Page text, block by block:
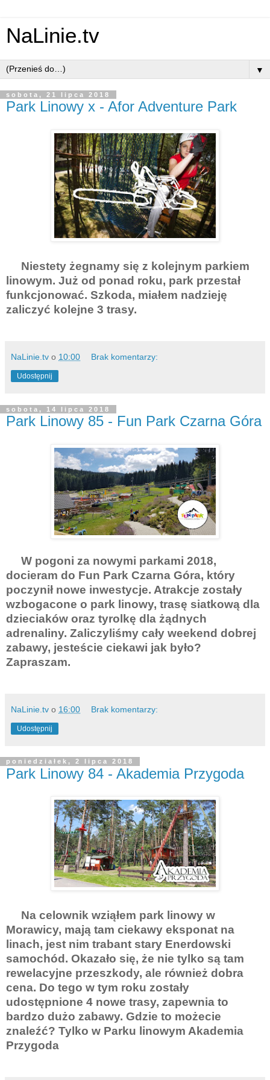
NaLinie.tv
▼
sobota, 21 lipca 2018
Park Linowy x - Afor Adventure Park
Niestety żegnamy się z kolejnym parkiem
linowym. Już od ponad roku, park przestał
funkcjonować. Szkoda, miałem nadzieję
zaliczyć kolejne 3 trasy.
NaLinie.tv o 10:00 Brak komentarzy:
Udostępnij
sobota, 14 lipca 2018
Park Linowy 85 - Fun Park Czarna Góra
W pogoni za nowymi parkami 2018,
docieram do Fun Park Czarna Góra, który
poczynił nowe inwestycje. Atrakcje zostały
wzbogacone o park linowy, trasę siatkową dla
dzieciaków oraz tyrolkę dla żądnych
adrenaliny. Zaliczyliśmy cały weekend dobrej
zabawy, jesteście ciekawi jak było?
Zapraszam.
NaLinie.tv o 16:00 Brak komentarzy:
Udostępnij
poniedziałek, 2 lipca 2018
Park Linowy 84 - Akademia Przygoda
Na celownik wziąłem park linowy w
Morawicy, mają tam ciekawy eksponat na
linach, jest nim trabant stary Enerdowski
samochód. Okazało się, że nie tylko są tam
rewelacyjne przeszkody, ale również dobra
cena. Do tego w tym roku zostały
udostępnione 4 nowe trasy, zapewnia to
bardzo dużo zabawy. Gdzie to możecie
znaleźć? Tylko w Parku linowym Akademia
Przygoda